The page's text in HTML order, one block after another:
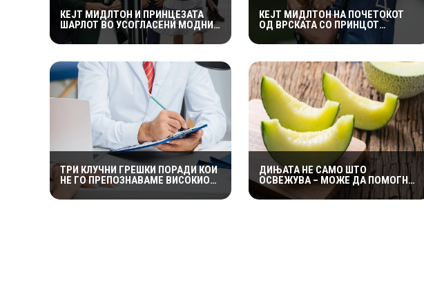
КЕЈТ МИДЛТОН И ПРИНЦЕЗАТА
ШАРЛОТ ВО УСОГЛАСЕНИ МОДНИ
КОМБИНАЦИИ НА ИГРИТЕ НА
КОМОНВЕЛТОТ – КРАЛСКОТО
ЦЕЛОТО ВНИМАНИЕ
КЕЈТ МИДЛТОН НА ПОЧЕТОКОТ
ОД ВРСКАТА СО ПРИНЦОТ
ВИЛИЈАМ ДОБИЛА НЕПРИЈАТНО
ПРЕДУПРЕДУВАЊЕ: „СЕ МАЖИШ
ТРИ КЛУЧНИ ГРЕШКИ ПОРАДИ КОИ
НЕ ГО ПРЕПОЗНАВАМЕ ВИСОКИОТ
КРВЕН ПРИТИСОК
ДИЊАТА НЕ САМО ШТО
ОСВЕЖУВА – МОЖЕ ДА ПОМОГНЕ
И ПРОТИВ ЗАДРЖУВАЊЕ
ТЕЧНОСТИ